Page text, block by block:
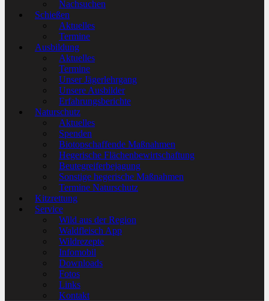
Nachsuchen
Schießen
Aktuelles
Termine
Ausbildung
Aktuelles
Termine
Unser Jägerlehrgang
Unsere Ausbilder
Erfahrungsberichte
Naturschutz
Aktuelles
Spenden
Biotopschaffende Maßnahmen
Hegerische Flächenbewirtschaftung
Beutegreiferbejagung
Sonstige hegerische Maßnahmen
Termine Naturschutz
Kitzrettung
Service
Wild aus der Region
Waldfleisch App
Wildrezepte
Infomobil
Downloads
Fotos
Links
Kontakt